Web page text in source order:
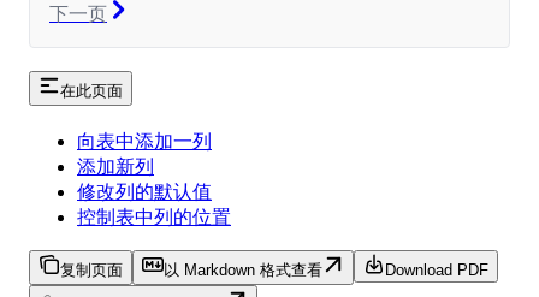
下一页
在此页面
向表中添加一列
添加新列
修改列的默认值
控制表中列的位置
复制页面 以 Markdown 格式查看
Download PDF